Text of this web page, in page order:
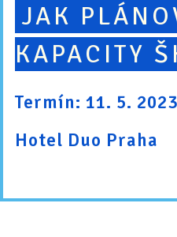
JAK
KAPACITY
Termín: 11. 5.
Hotel Duo Praha